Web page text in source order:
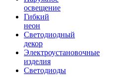
освещение
Гибкий
неон
Светодиодный
декор
Электроустановочные
изделия
Светодиоды